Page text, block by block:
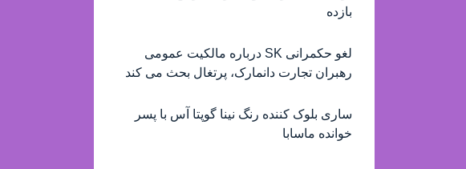
بازده
لغو حکمرانی SK درباره مالکیت عمومی
رهبران تجارت دانمارک، پرتغال بحث می کند
ساری بلوک کننده رنگ نینا گوپتا آس با پسر
خوانده ماسابا